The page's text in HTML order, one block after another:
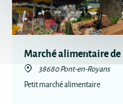
Marché alimentaire de
38680 Pont-en-Royans
Petit marché alimentaire